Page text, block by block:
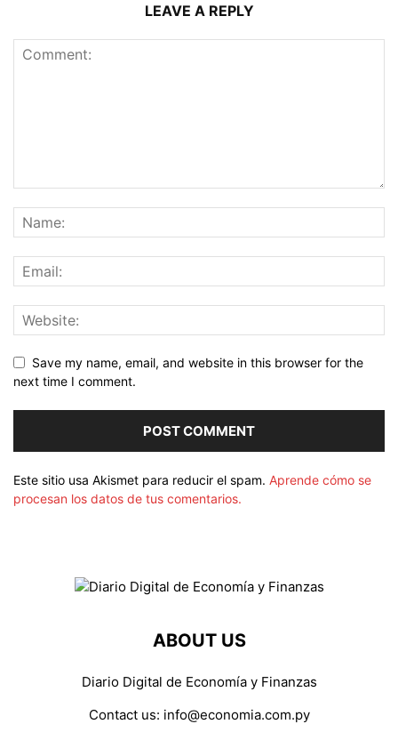
LEAVE A REPLY
Save my name, email, and website in this browser for the
next time I comment.
Este sitio usa Akismet para reducir el spam. Aprende cómo se
procesan los datos de tus comentarios.
ABOUT US
Diario Digital de Economía y Finanzas
Contact us: info@economia.com.py